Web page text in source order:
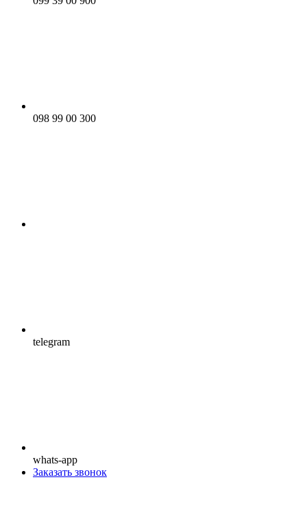
098 99 00 300
telegram
whats-app
Заказать звонок